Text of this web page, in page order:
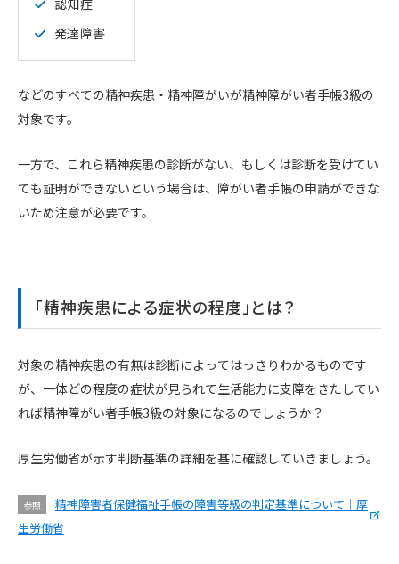
発達障害
などのすべての精神疾患・精神障がいが精神障がい者手帳3級の
対象です。
一方で、これら精神疾患の診断がない、もしくは診断を受けてい
ても証明ができないという場合は、障がい者手帳の申請ができな
いため注意が必要です。
「精神疾患による症状の程度」とは？
対象の精神疾患の有無は診断によってはっきりわかるものです
が、一体どの程度の症状が見られて生活能力に支障をきたしてい
れば精神障がい者手帳3級の対象になるのでしょうか？
厚生労働省が示す判断基準の詳細を基に確認していきましょう。
参照
精神障害者保健福祉手帳の障害等級の判定基準について｜厚
生労働省